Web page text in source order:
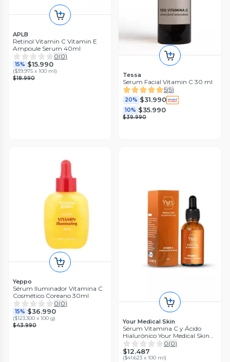
APLB
Retinol Vitamin C Vitamin E
Ampoule Serum 40ml
0(0)
15% $15.990
($39.975 x 100 ml)
$18.990
Tessa
Serum Facial Vitamin C 30 ml
5(5)
20% $31.990
10% $35.990
$39.990
Yeppo
Sérum Iluminador Vitamina C
Cosmético Coreano 30ml
0(0)
15% $36.990
($123.300 x 100 g)
$43.990
Your Medical Skin
Sérum Vitamina C y Ácido
Hialurónico Your Medical Skin
30 ml
0(0)
$12.487
($41.623 x 100 ml)